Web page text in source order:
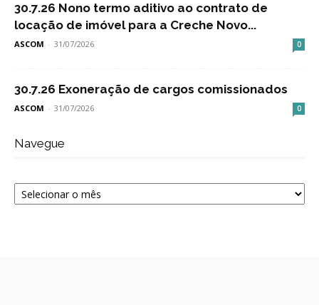
30.7.26 Nono termo aditivo ao contrato de
locação de imóvel para a Creche Novo...
ASCOM - 31/07/2026 0
30.7.26 Exoneração de cargos comissionados
ASCOM - 31/07/2026 0
Navegue
Navegue